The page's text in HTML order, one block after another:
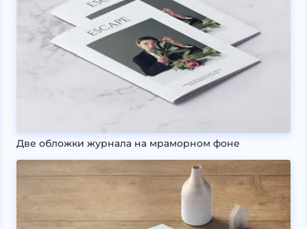
Две обложки журнала на мраморном фоне